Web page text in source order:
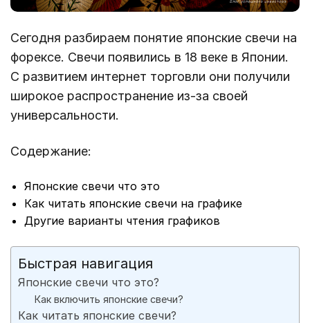
Сегодня разбираем понятие японские свечи на
форексе. Свечи появились в 18 веке в Японии.
С развитием интернет торговли они получили
широкое распространение из-за своей
универсальности.
Содержание:
Японские свечи что это
Как читать японские свечи на графике
Другие варианты чтения графиков
Быстрая навигация
Японские свечи что это?
Как включить японские свечи?
Как читать японские свечи?